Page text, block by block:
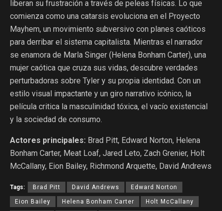
liberan su frustración a través de peleas físicas. Lo que
comienza como una catarsis evoluciona en el Proyecto
Mayhem, un movimiento subversivo con planes caóticos
para derribar el sistema capitalista. Mientras el narrador
se enamora de Marla Singer (Helena Bonham Carter), una
mujer caótica que cruza sus vidas, descubre verdades
perturbadoras sobre Tyler y su propia identidad. Con un
estilo visual impactante y un giro narrativo icónico, la
película critica la masculinidad tóxica, el vacío existencial
y la sociedad de consumo.
Actores principales: Brad Pitt, Edward Norton, Helena
Bonham Carter, Meat Loaf, Jared Leto, Zach Grenier, Holt
McCallany, Eion Bailey, Richmond Arquette, David Andrews
Tags: Brad Pitt David Andrews Edward Norton
Eion Bailey Helena Bonham Carter Holt McCallany